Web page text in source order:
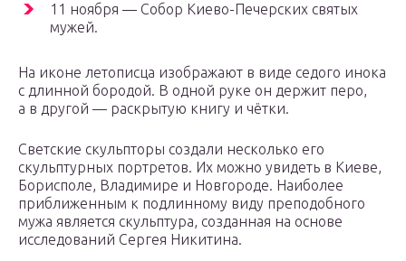
11 ноября — Собор Киево-Печерских святых
мужей.
На иконе летописца изображают в виде седого инока
с длинной бородой. В одной руке он держит перо,
а в другой — раскрытую книгу и чётки.
Светские скульпторы создали несколько его
скульптурных портретов. Их можно увидеть в Киеве,
Борисполе, Владимире и Новгороде. Наиболее
приближенным к подлинному виду преподобного
мужа является скульптура, созданная на основе
исследований Сергея Никитина.